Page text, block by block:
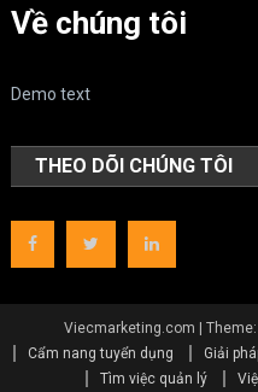
Về chúng tôi
Demo text
THEO DÕI CHÚNG TÔI
Viecmarketing.com
Cẩm nang tuyển dụng
Giải
Tìm việc quản lý